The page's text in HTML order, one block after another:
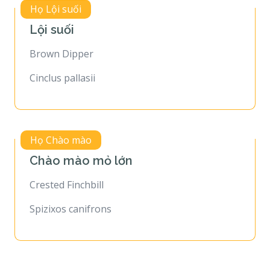
Họ Lội suối
Lội suối
Brown Dipper
Cinclus pallasii
Họ Chào mào
Chào mào mỏ lớn
Crested Finchbill
Spizixos canifrons